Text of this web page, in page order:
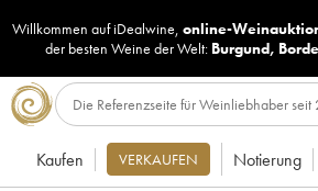
Willkommen auf iDealwine, online-
der besten Weine der Welt: Burgund,
Kaufen VERKAUFEN Notierung